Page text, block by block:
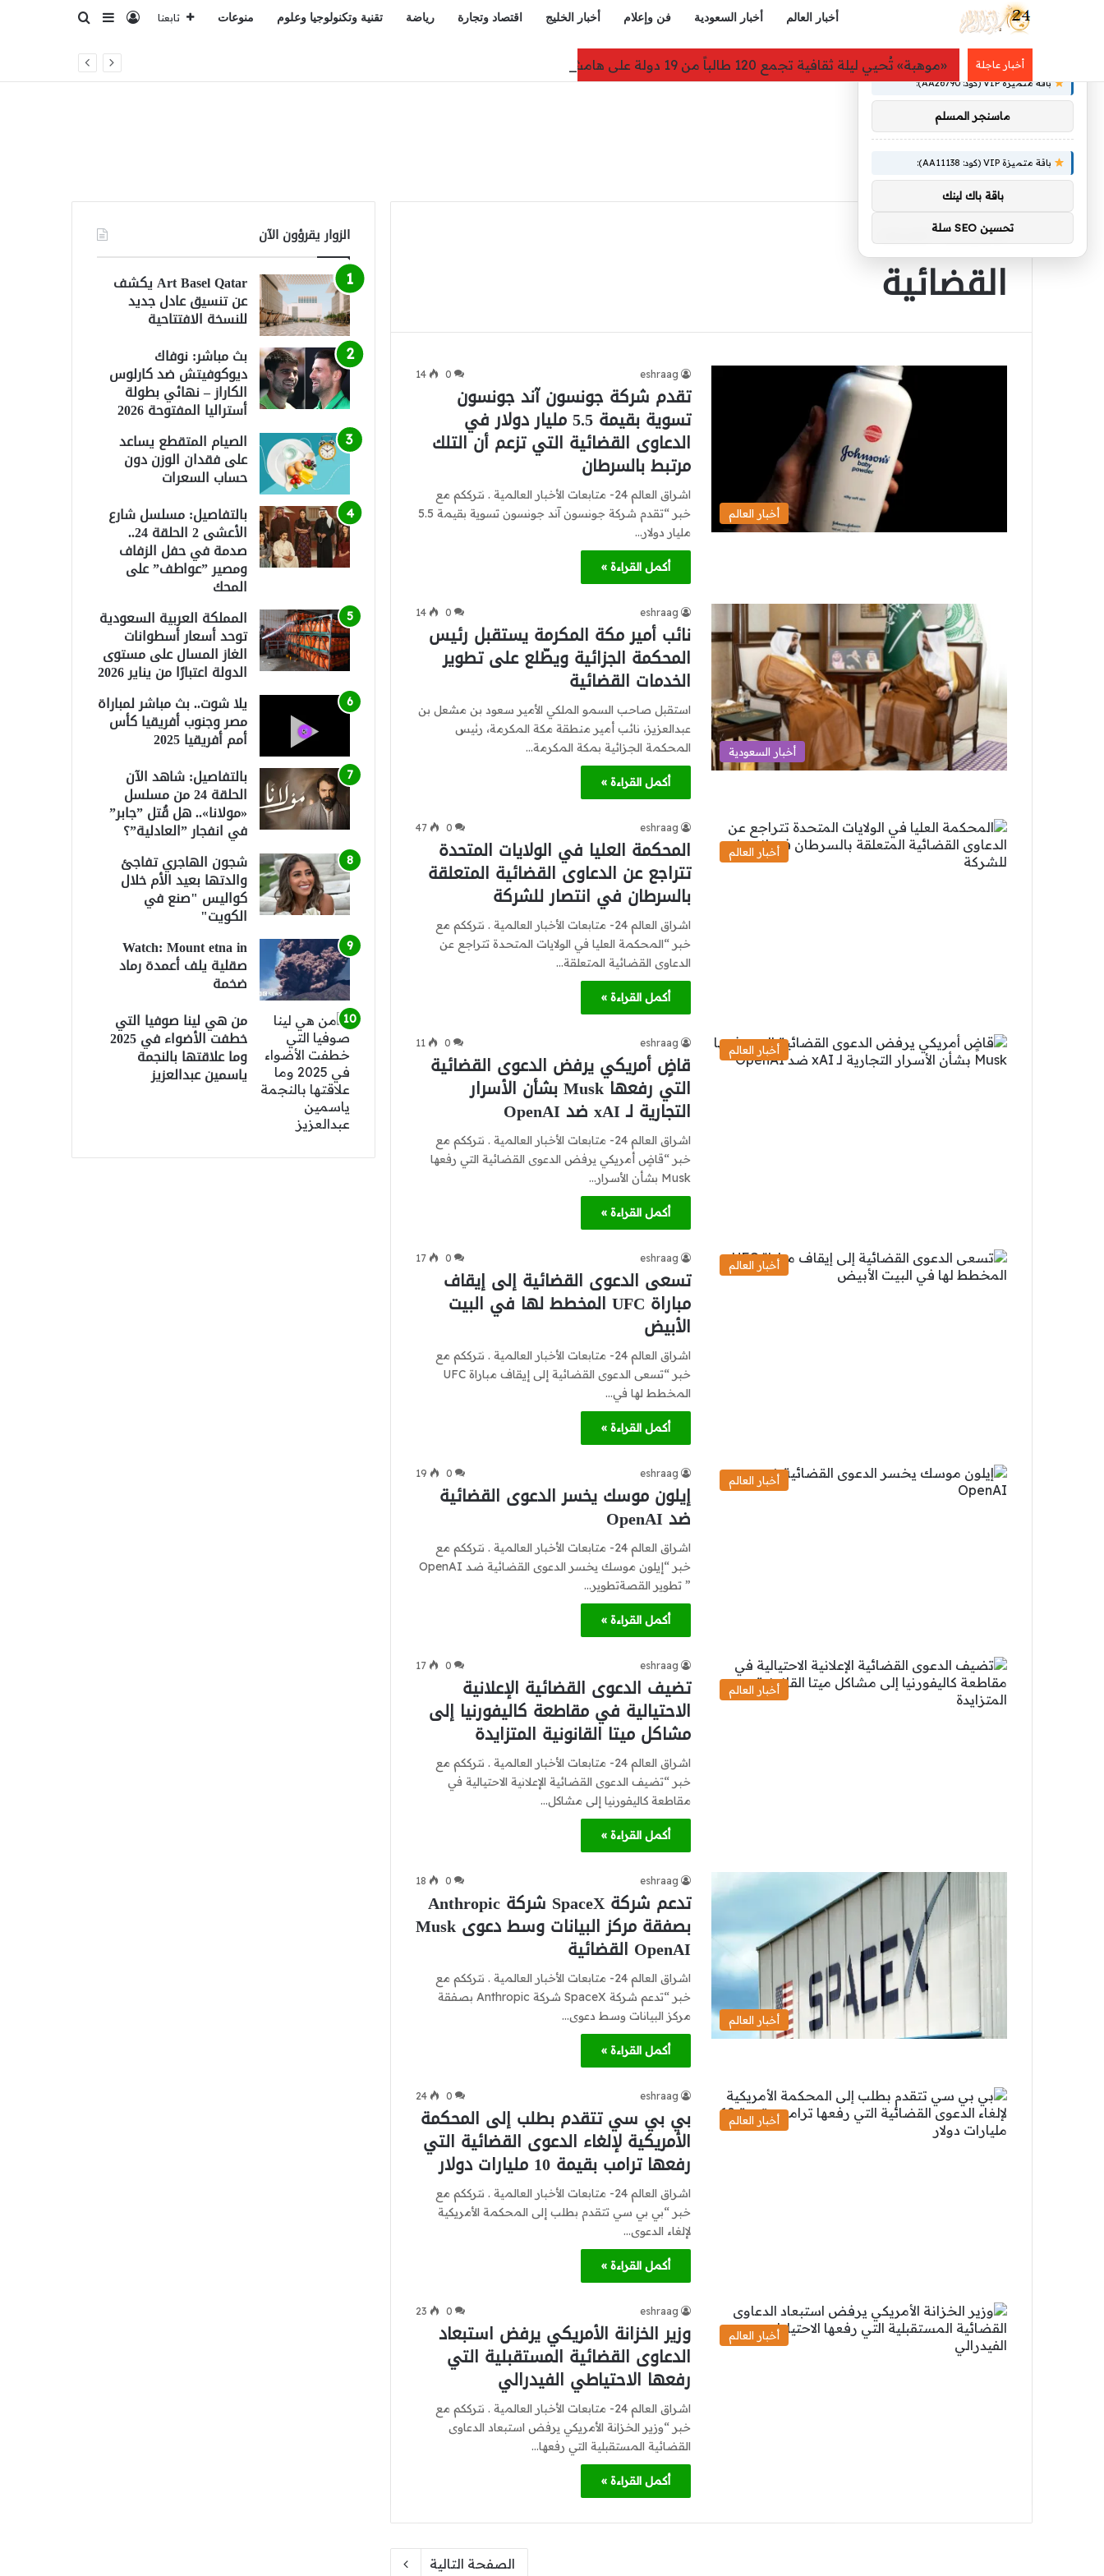
أخبار العالم أخبار السعودية فن وإعلام أخبار الخليج اقتصاد وتجارة رياضة تقنية وتكنولوجيا وعلوم منوعات تابعنا تسجيل الدخول
إضافة عمود
بحث عن
أخبار عاجلة «موهبة» تُحيي ليلة ثقافية تجمع 120 طالباً من 19 دولة على هامش أولمبياد العلوم النووية
الرئيسية/
القضائية
أخبار العالم
eshraag
0
14
تقدم شركة جونسون آند جونسون
تسوية بقيمة 5.5 مليار دولار في
الدعاوى القضائية التي تزعم أن التلك
مرتبط بالسرطان
اشراق العالم 24- متابعات الأخبار العالمية . نترككم مع
خبر “تقدم شركة جونسون آند جونسون تسوية بقيمة 5.5
مليار دولار…
أكمل القراءة »
أخبار السعودية
eshraag
0
14
نائب أمير مكة المكرمة يستقبل رئيس
المحكمة الجزائية ويطّلع على تطوير
الخدمات القضائية
استقبل صاحب السمو الملكي الأمير سعود بن مشعل بن
عبدالعزيز، نائب أمير منطقة مكة المكرمة، رئيس
المحكمة الجزائية بمكة المكرمة…
أكمل القراءة »
أخبار العالم
eshraag
0
47
المحكمة العليا في الولايات المتحدة
تتراجع عن الدعاوى القضائية المتعلقة
بالسرطان في انتصار للشركة
اشراق العالم 24- متابعات الأخبار العالمية . نترككم مع
خبر “المحكمة العليا في الولايات المتحدة تتراجع عن
الدعاوى القضائية المتعلقة…
أكمل القراءة »
أخبار العالم
eshraag
0
11
قاضٍ أمريكي يرفض الدعوى القضائية
التي رفعها Musk بشأن الأسرار
التجارية لـ xAI ضد OpenAI
اشراق العالم 24- متابعات الأخبار العالمية . نترككم مع
خبر “قاضٍ أمريكي يرفض الدعوى القضائية التي رفعها
Musk بشأن الأسرار…
أكمل القراءة »
أخبار العالم
eshraag
0
17
تسعى الدعوى القضائية إلى إيقاف
مباراة UFC المخطط لها في البيت
الأبيض
اشراق العالم 24- متابعات الأخبار العالمية . نترككم مع
خبر “تسعى الدعوى القضائية إلى إيقاف مباراة UFC
المخطط لها في…
أكمل القراءة »
أخبار العالم
eshraag
0
19
إيلون موسك يخسر الدعوى القضائية
ضد OpenAI
اشراق العالم 24- متابعات الأخبار العالمية . نترككم مع
خبر “إيلون موسك يخسر الدعوى القضائية ضد OpenAI
” تطوير القصةتطوير…
أكمل القراءة »
أخبار العالم
eshraag
0
17
تضيف الدعوى القضائية الإعلانية
الاحتيالية في مقاطعة كاليفورنيا إلى
مشاكل ميتا القانونية المتزايدة
اشراق العالم 24- متابعات الأخبار العالمية . نترككم مع
خبر “تضيف الدعوى القضائية الإعلانية الاحتيالية في
مقاطعة كاليفورنيا إلى مشاكل…
أكمل القراءة »
أخبار العالم
eshraag
0
18
تدعم شركة SpaceX شركة Anthropic
بصفقة مركز البيانات وسط دعوى Musk
OpenAI القضائية
اشراق العالم 24- متابعات الأخبار العالمية . نترككم مع
خبر “تدعم شركة SpaceX شركة Anthropic بصفقة
مركز البيانات وسط دعوى…
أكمل القراءة »
أخبار العالم
eshraag
0
24
بي بي سي تتقدم بطلب إلى المحكمة
الأمريكية لإلغاء الدعوى القضائية التي
رفعها ترامب بقيمة 10 مليارات دولار
اشراق العالم 24- متابعات الأخبار العالمية . نترككم مع
خبر “بي بي سي تتقدم بطلب إلى المحكمة الأمريكية
لإلغاء الدعوى…
أكمل القراءة »
أخبار العالم
eshraag
0
23
وزير الخزانة الأمريكي يرفض استبعاد
الدعاوى القضائية المستقبلية التي
رفعها الاحتياطي الفيدرالي
اشراق العالم 24- متابعات الأخبار العالمية . نترككم مع
خبر “وزير الخزانة الأمريكي يرفض استبعاد الدعاوى
القضائية المستقبلية التي رفعها…
أكمل القراءة »
الصفحة التالية
الزوار يقرؤون الآن
Art Basel Qatar يكشف
عن تنسيق عادل جديد
للنسخة الافتتاحية
بث مباشر: نوفاك
ديوكوفيتش ضد كارلوس
الكاراز – نهائي بطولة
أستراليا المفتوحة 2026
الصيام المتقطع يساعد
على فقدان الوزن دون
حساب السعرات
بالتفاصيل: مسلسل شارع
الأعشى 2 الحلقة 24..
صدمة في حفل الزفاف
ومصير ”عواطف” على
المحك
المملكة العربية السعودية
توحد أسعار أسطوانات
الغاز المسال على مستوى
الدولة اعتبارًا من يناير 2026
يلا شوت.. بث مباشر لمباراة
مصر وجنوب أفريقيا كأس
أمم أفريقيا 2025
بالتفاصيل: شاهد الآن
الحلقة 24 من مسلسل
«مولانا».. هل قُتل ”جابر”
في انفجار ”العادلية”؟
شجون الهاجري تفاجئ
والدتها بعيد الأم خلال
كواليس "صنع في
الكويت"
Watch: Mount etna in
صقلية يلف أعمدة رماد
ضخمة
من هي لينا صوفيا التي
خطفت الأضواء في 2025
وما علاقتها بالنجمة
ياسمين عبدالعزيز
باقة متميزة VIP (كود: AA26790):
ماسنجر المسلم
باقة متميزة VIP (كود: AA11138):
باقة باك لينك
تحسين SEO سلة